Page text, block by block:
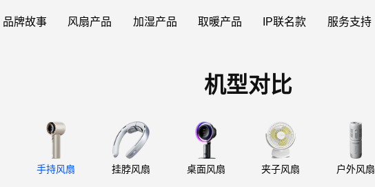
品牌故事 风扇产品 加湿产品 取暖产品 IP联名款 服务支持
机型对比
手持风扇 挂脖风扇 桌面风扇 夹子风扇 户外风扇